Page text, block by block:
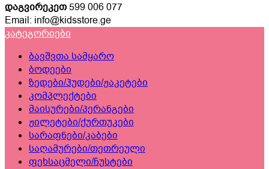
დაგვირეკეთ599 006 077
Email: info@kidsstore.ge
კატეგორიები
ბავშვთა სამყარო
ბოდეები
ზედები/ჰუდები/ჟაკეტები
კომპლექტები
მაისურები/პერანგები
ჟილეტები/ქურთუკები
სარაფნები/კაბები
საღამურები/თეთრეული
ფეხსაცმელი/ჩუსტები